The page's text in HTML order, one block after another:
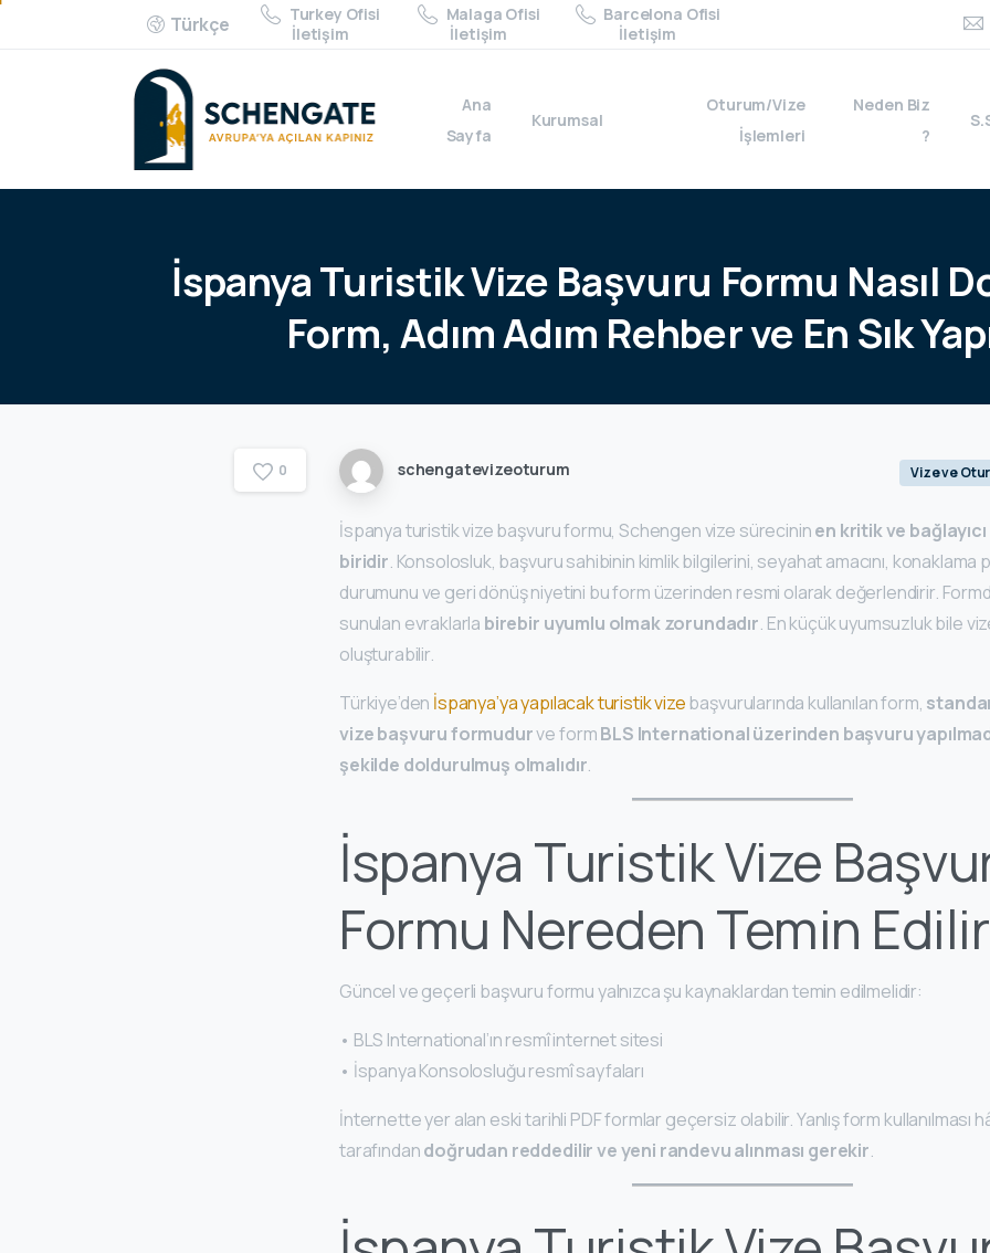
Türkçe
Turkey Ofisi
İletişim
Malaga Ofisi
İletişim
Barcelona Ofisi
İletişim
Ana
Sayfa
Kurumsal
Oturum/Vize
İşlemleri
Neden Biz
?
İspanyaTuristikVize Başvuru Formu Nasıl
Form, AdımAdım Rehberve En Sık
0 schengatevizeoturum Vize ve
İspanya turistik vize başvuru formu, Schengen vize sürecininen kritik ve
biridir. Konsolosluk, başvuru sahibinin kimlik bilgilerini, seyahat amacını, konaklama
durumunu ve geri dönüş niyetini bu form üzerinden resmi olarak değerlendirir.
sunulan evraklarla birebir uyumlu olmak zorundadır. En küçük uyumsuzluk bile
oluşturabilir.
Türkiye’den İspanya’ya yapılacak turistik vizebaşvurularında kullanılan form,
vize başvuru formudurve formBLS International üzerinden başvuru
şekilde doldurulmuş olmalıdır.
İspanya Turistik Vize
Formu Nereden Temin
Güncel ve geçerli başvuru formu yalnızca şu kaynaklardan temin edilmelidir:
• BLS International’ın resmî internet sitesi
• İspanya Konsolosluğu resmî sayfaları
İnternette yer alan eski tarihli PDF formlar geçersiz olabilir. Yanlış form kullanılması
tarafındandoğrudan reddedilir ve yeni randevu alınması gerekir.